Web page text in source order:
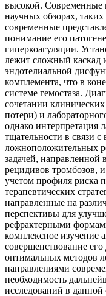
высокой. Современные
научных обзорах,
современные
понимание его
гиперкоагуляции.
лежит сложный
эндотелиальной
комплемента, что в
системе гемостаза.
сочетании
потери) и
однако интерпретация
тщательности в связи
ложноположительных
задачей, направленной
рецидивов тромбозов,
учетом профиля риска
терапевтических
направленные на
перспективы для
рефрактерными
комплексное изучение
совершенствование
оптимальных методов
направлениями
необходимость
исследований в данной